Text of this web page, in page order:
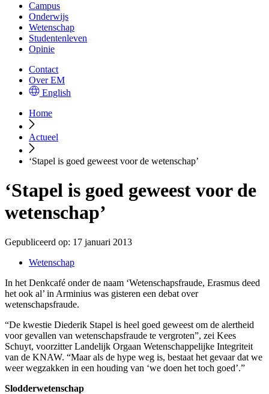
Campus
Onderwijs
Wetenschap
Studentenleven
Opinie
Contact
Over EM
English
Home
Actueel
‘Stapel is goed geweest voor de wetenschap’
‘Stapel is goed geweest voor de
wetenschap’
Gepubliceerd op: 17 januari 2013
Wetenschap
In het Denkcafé onder de naam ‘Wetenschapsfraude, Erasmus deed
het ook al’ in Arminius was gisteren een debat over
wetenschapsfraude.
“De kwestie Diederik Stapel is heel goed geweest om de alertheid
voor gevallen van wetenschapsfraude te vergroten”, zei Kees
Schuyt, voorzitter Landelijk Orgaan Wetenschappelijke Integriteit
van de KNAW. “Maar als de hype weg is, bestaat het gevaar dat we
weer wegzakken in een houding van ‘we doen het toch goed’.”
Slodderwetenschap